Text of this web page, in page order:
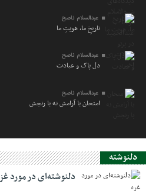
عبدالسلام ناصح
تاریخِ ما، هویتِ ما
عبدالسلام ناصح
دل پاک و عبادت
عبدالسلام ناصح
امتحان با آرامش نه با رنجش
دلنوشته
دلنوشته‌ای در مورد